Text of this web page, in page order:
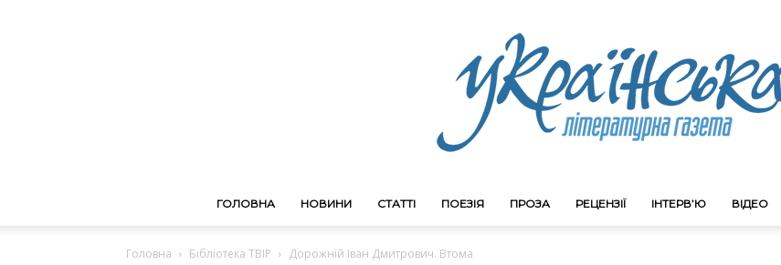
ГОЛОВНА НОВИНИ СТАТТІ ПОЕЗІЯ ПРОЗА РЕЦЕНЗІЇ ІНТЕРВ’Ю ВІДЕО
Головна Бібліотека ТВІР Дорожній Іван Дмитрович. Втома